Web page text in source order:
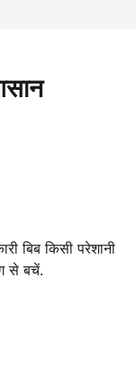
बिब किसी परेशानी
से बचें.